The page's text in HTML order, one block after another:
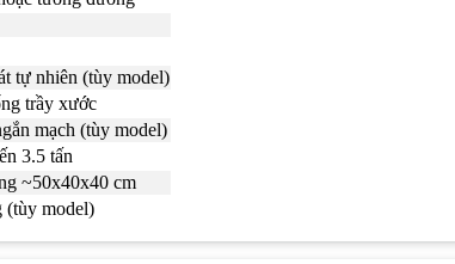
tự nhiên (tùy model)
trầy xước
mạch (tùy model)
3.5 tấn
~50x40x40 cm
(tùy model)